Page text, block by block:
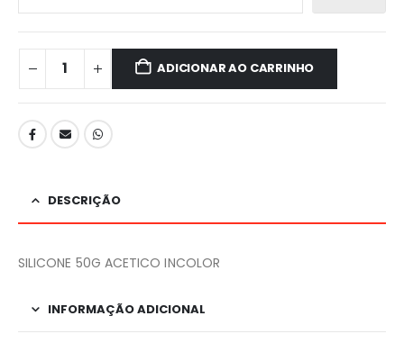
ADICIONAR AO CARRINHO
DESCRIÇÃO
SILICONE 50G ACETICO INCOLOR
INFORMAÇÃO ADICIONAL